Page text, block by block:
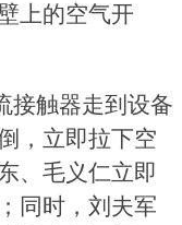
上的空气开
接触器走到设备
，立即拉下空
、毛义仁立即
同时，刘夫军